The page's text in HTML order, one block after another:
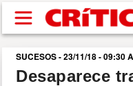
Pasar al contenido
buscar
SUCESOS - 23/11/18 - 09:30
Desaparece